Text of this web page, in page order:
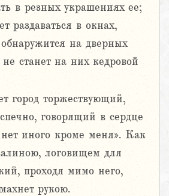
в резных украшениях ее;
раздаваться в окнах,
на дверных
не станет на них кедровой
город торжествующий,
говорящий в сердце
иного кроме меня». Как
логовищем для
проходя мимо него,
рукою.